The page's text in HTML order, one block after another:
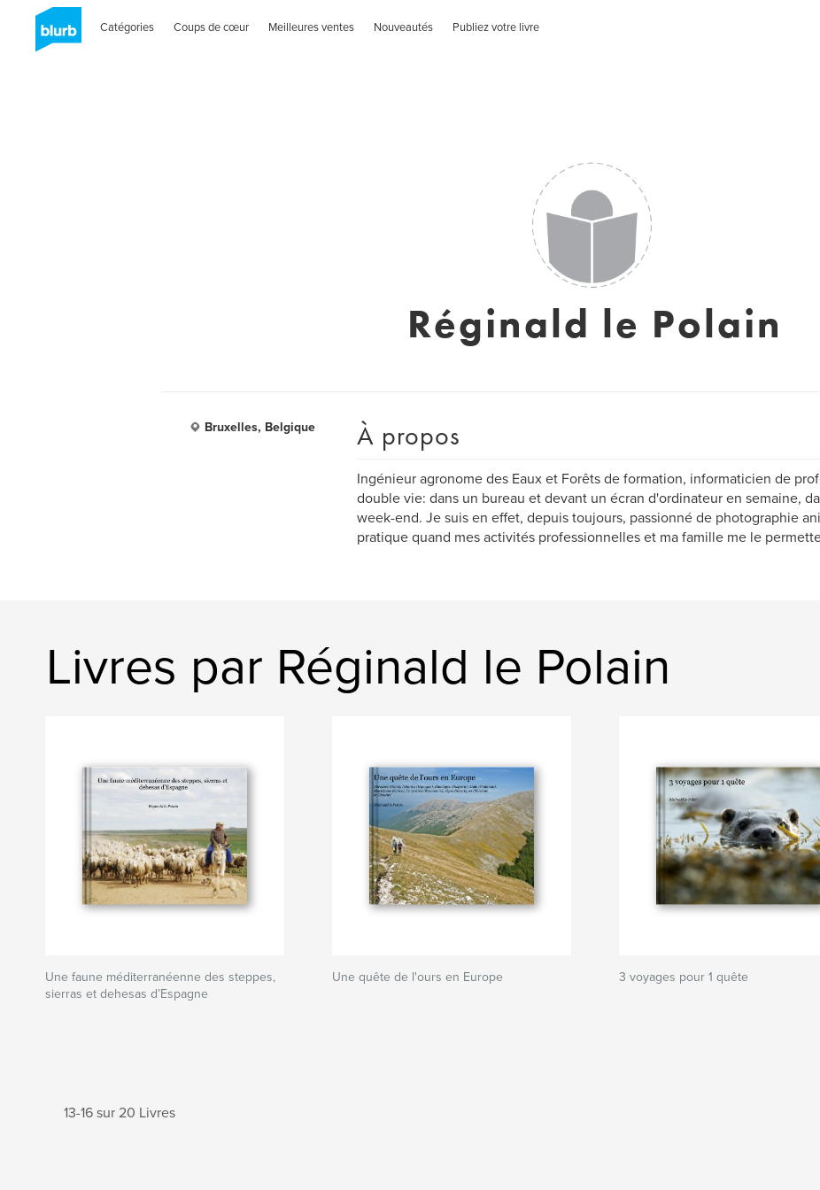
Catégories Coups de cœur Meilleures ventes Nouveautés Publiez votre livre
Réginald le Polain
Bruxelles, Belgique À propos
Ingénieur agronome des Eaux et Forêts de formation, informaticien de
double vie: dans un bureau et devant un écran d'ordinateur en semaine,
week-end. Je suis en effet, depuis toujours, passionné de photographie
pratique quand mes activités professionnelles et ma famille me le
Livres par Réginald le Polain
Une faune méditerranéenne des steppes,
sierras et dehesas d’Espagne
Une quête de l'ours en Europe 3 voyages pour 1 quête
13-16 sur 20 Livres